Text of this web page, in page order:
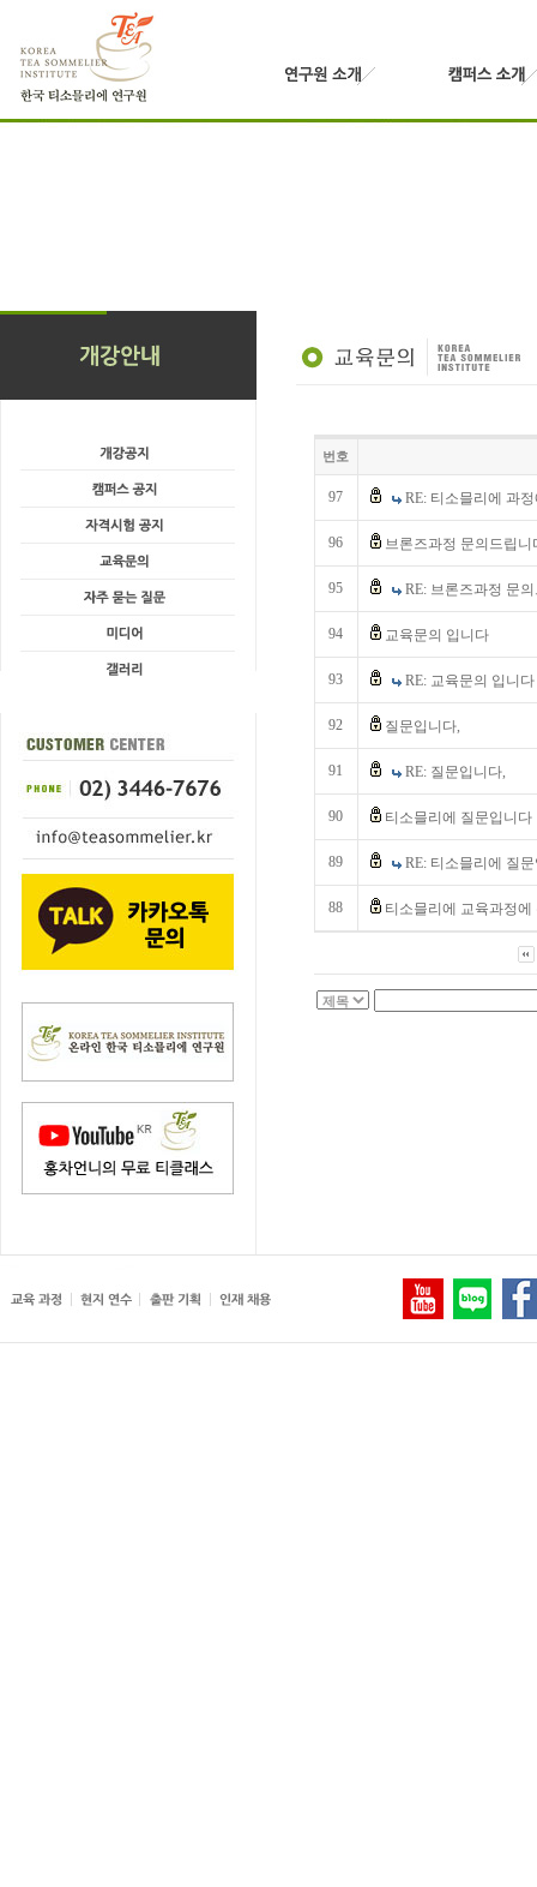
번호
97 RE: 티소믈리에 과
96 브론즈과정 문의드립니
95 RE: 브론즈과정 문
94 교육문의 입니다
93 RE: 교육문의 입니다
92 질문입니다,
91 RE: 질문입니다,
90 티소믈리에 질문입니다
89 RE: 티소믈리에 질
88 티소믈리에 교육과정에